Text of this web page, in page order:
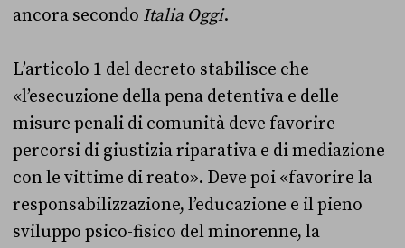
ancora secondo Italia Oggi.
L’articolo 1 del decreto stabilisce che
«l’esecuzione della pena detentiva e delle
misure penali di comunità deve favorire
percorsi di giustizia riparativa e di mediazione
con le vittime di reato». Deve poi «favorire la
responsabilizzazione, l’educazione e il pieno
sviluppo psico-fisico del minorenne, la